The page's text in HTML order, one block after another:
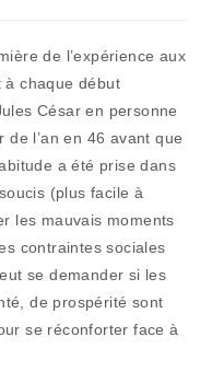
de l’expérience aux
à chaque début
César en personne
l’an en 46 avant que
a été prise dans
(plus facile à
les mauvais moments
contraintes sociales
se demander si les
de prospérité sont
se réconforter face à